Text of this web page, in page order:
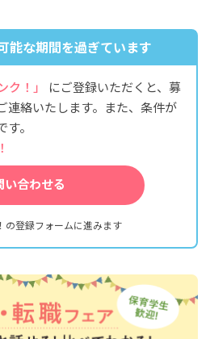
能な期間を過ぎています
ク！」
にご登録いただくと、募
連絡いたします。また、条件が
。
い合わせる
の登録フォームに進みます